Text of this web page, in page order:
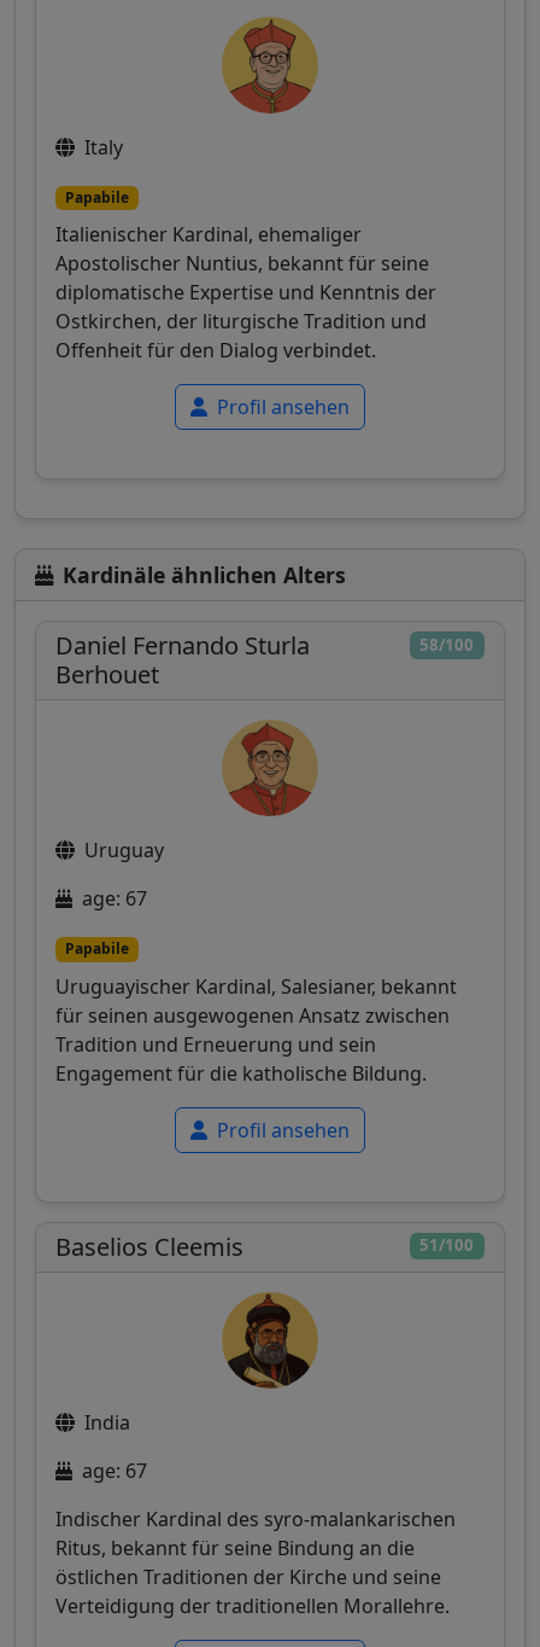
Italy
Papabile
Italienischer Kardinal, ehemaliger
Apostolischer Nuntius, bekannt für seine
diplomatische Expertise und Kenntnis der
Ostkirchen, der liturgische Tradition und
Offenheit für den Dialog verbindet.
Profil ansehen
Kardinäle ähnlichen Alters
58/100
Daniel Fernando Sturla
Berhouet
Uruguay
age: 67
Papabile
Uruguayischer Kardinal, Salesianer, bekannt
für seinen ausgewogenen Ansatz zwischen
Tradition und Erneuerung und sein
Engagement für die katholische Bildung.
Profil ansehen
51/100
Baselios Cleemis
India
age: 67
Indischer Kardinal des syro-malankarischen
Ritus, bekannt für seine Bindung an die
östlichen Traditionen der Kirche und seine
Verteidigung der traditionellen Morallehre.